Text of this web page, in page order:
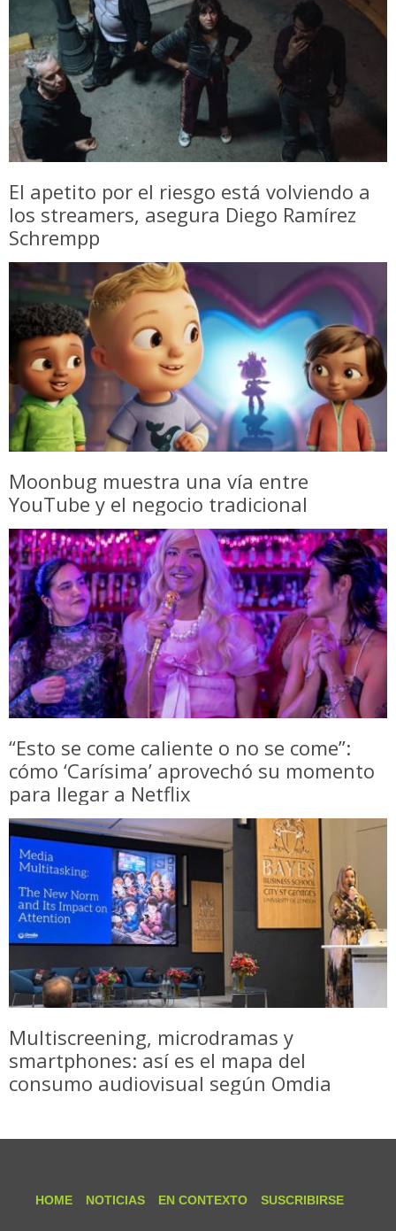
El apetito por el riesgo está volviendo a
los streamers, asegura Diego Ramírez
Schrempp
Moonbug muestra una vía entre
YouTube y el negocio tradicional
“Esto se come caliente o no se come”:
cómo ‘Carísima’ aprovechó su momento
para llegar a Netflix
Multiscreening, microdramas y
smartphones: así es el mapa del
consumo audiovisual según Omdia
HOME NOTICIAS EN CONTEXTO SUSCRIBIRSE